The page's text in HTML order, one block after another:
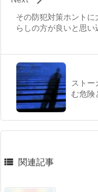
その防犯対策ホントに
らしの方が良いと思
ストー
む危険
 関連記事